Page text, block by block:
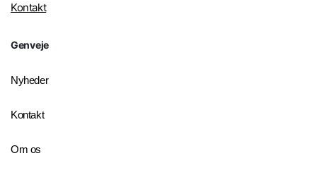
Kontakt
Genveje
Nyheder
Kontakt
Om os